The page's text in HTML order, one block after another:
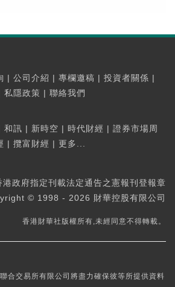
| 公司介紹 | 專欄邀稿 | 投資者關係 |
私隱政策 | 聯絡我們
和訊 | 新時空 | 時代財經 | 證券市場周
| 攬富財經 | 更多...
港政府指定刊載法定通告之憲報刊登報章
© 1998 - 2026 財華控股有限公司
香港財華社版權所有,未經同意不得轉載。
合交易所有限公司將盡力確保彼等所提供資料